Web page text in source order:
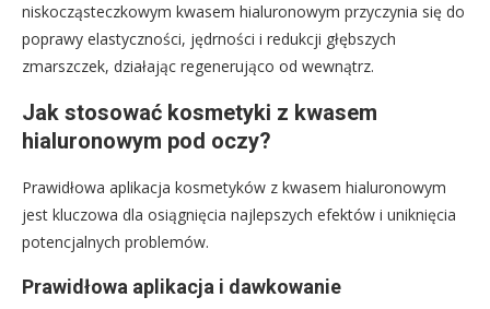
niskocząsteczkowym kwasem hialuronowym przyczynia się do
poprawy elastyczności, jędrności i redukcji głębszych
zmarszczek, działając regenerująco od wewnątrz.
Jak stosować kosmetyki z kwasem
hialuronowym pod oczy?
Prawidłowa aplikacja kosmetyków z kwasem hialuronowym
jest kluczowa dla osiągnięcia najlepszych efektów i uniknięcia
potencjalnych problemów.
Prawidłowa aplikacja i dawkowanie